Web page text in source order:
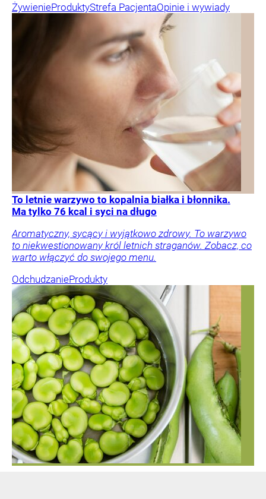
ŻywienieProduktyStrefa PacjentaOpinie i wywiady
To letnie warzywo to kopalnia białka i błonnika.
Ma tylko 76 kcal i syci na długo
Aromatyczny, sycący i wyjątkowo zdrowy. To warzywo
to niekwestionowany król letnich straganów. Zobacz, co
warto włączyć do swojego menu.
OdchudzanieProdukty